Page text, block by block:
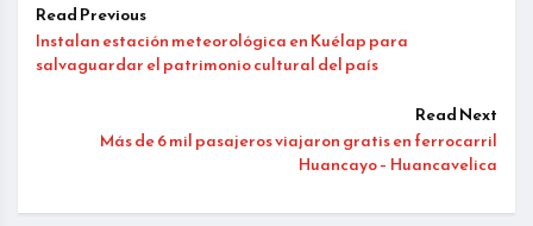
Read Previous
Instalan estación meteorológica en Kuélap para
salvaguardar el patrimonio cultural del país
Read Next
Más de 6 mil pasajeros viajaron gratis en ferrocarril
Huancayo – Huancavelica